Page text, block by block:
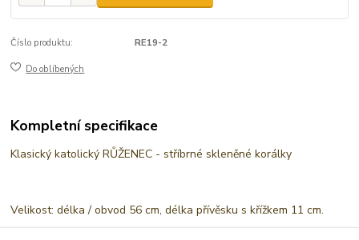
Číslo produktu: RE19-2
Do oblíbených
Kompletní specifikace
Klasický katolický RŮŽENEC - stříbrné skleněné korálky
Velikost: délka / obvod 56 cm, délka přívěsku s křížkem 11 cm.